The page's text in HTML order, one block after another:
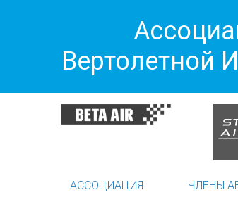
Вертолетной
АССОЦИАЦИЯ ЧЛЕНЫ